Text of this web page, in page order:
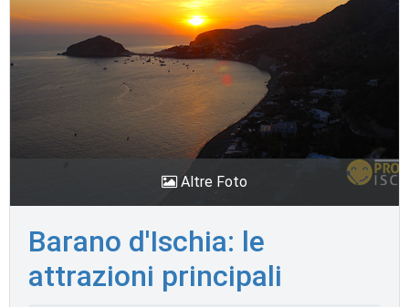
Altre Foto
Barano d'Ischia: le
attrazioni principali